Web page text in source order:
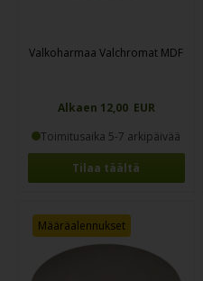
Valkoharmaa Valchromat MDF
Alkaen 12,00 EUR
Toimitusaika 5-7 arkipäivää
Tilaa täältä
Määräalennukset